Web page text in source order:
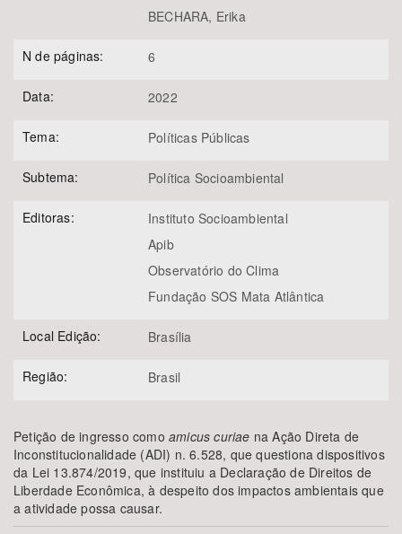
BECHARA, Erika
N de páginas: 6
Data: 2022
Tema: Políticas Públicas
Subtema: Política Socioambiental
Editoras:
Instituto Socioambiental
Apib
Observatório do Clima
Fundação SOS Mata Atlântica
Local Edição: Brasília
Região: Brasil
Petição de ingresso como amicus curiae na Ação Direta de
Inconstitucionalidade (ADI) n. 6.528, que questiona dispositivos
da Lei 13.874/2019, que instituiu a Declaração de Direitos de
Liberdade Econômica, à despeito dos impactos ambientais que
a atividade possa causar.